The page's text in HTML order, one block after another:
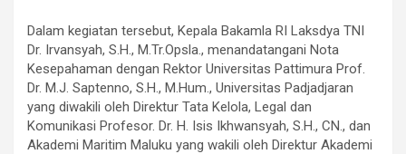
Dalam kegiatan tersebut, Kepala Bakamla RI Laksdya TNI
Dr. Irvansyah, S.H., M.Tr.Opsla., menandatangani Nota
Kesepahaman dengan Rektor Universitas Pattimura Prof.
Dr. M.J. Saptenno, S.H., M.Hum., Universitas Padjadjaran
yang diwakili oleh Direktur Tata Kelola, Legal dan
Komunikasi Profesor. Dr. H. Isis Ikhwansyah, S.H., CN., dan
Akademi Maritim Maluku yang wakili oleh Direktur Akademi